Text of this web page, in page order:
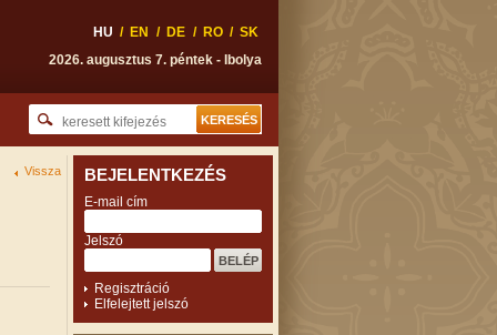
HU / EN / DE / RO / SK
2026. augusztus 7. péntek - Ibolya
Vissza BEJELENTKEZÉS
E-mail cím
Jelszó
Regisztráció
Elfelejtett jelszó